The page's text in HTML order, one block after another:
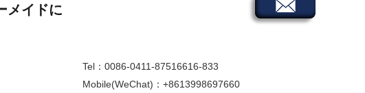
メイドに
Tel：0086-0411-87516616-833
Mobile(WeChat)：+8613998697660